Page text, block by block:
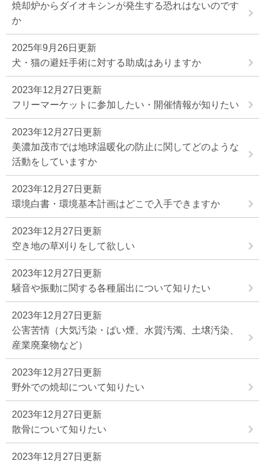
焼却炉からダイオキシンが発生する恐れはないのです
か
2025年9月26日更新
犬・猫の避妊手術に対する助成はありますか
2023年12月27日更新
フリーマーケットに参加したい・開催情報が知りたい
2023年12月27日更新
美濃加茂市では地球温暖化の防止に関してどのような
活動をしていますか
2023年12月27日更新
環境白書・環境基本計画はどこで入手できますか
2023年12月27日更新
空き地の草刈りをして欲しい
2023年12月27日更新
騒音や振動に関する各種届出について知りたい
2023年12月27日更新
公害苦情（大気汚染・ばい煙、水質汚濁、土壌汚染、
産業廃棄物など）
2023年12月27日更新
野外での焼却について知りたい
2023年12月27日更新
散骨について知りたい
2023年12月27日更新